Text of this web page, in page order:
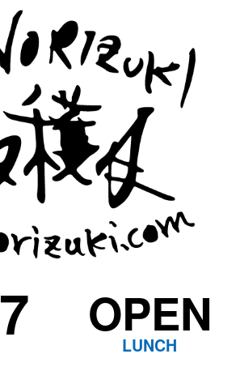
7 LUNCH
OPEN